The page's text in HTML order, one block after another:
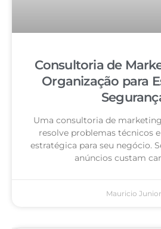
Consultoria de
Organização para
Uma consultoria de
resolve problemas técnicos
estratégica para seu negócio.
anúncios custam
Mauricio Junior